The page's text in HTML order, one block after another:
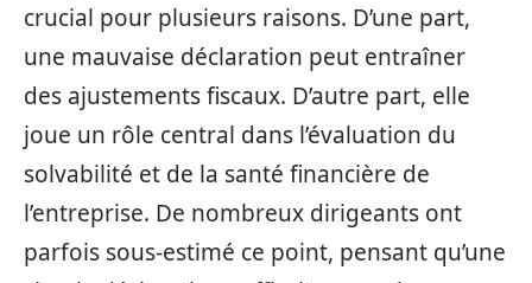
crucial pour plusieurs raisons. D’une part,
une mauvaise déclaration peut entraîner
des ajustements fiscaux. D’autre part, elle
joue un rôle central dans l’évaluation du
solvabilité et de la santé financière de
l’entreprise. De nombreux dirigeants ont
parfois sous-estimé ce point, pensant qu’une